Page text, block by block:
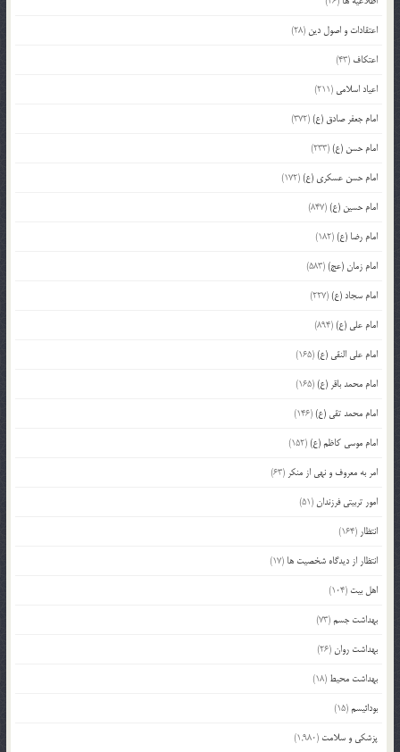
اعتقادات و اصول دین (28)
اعتکاف (43)
اعیاد اسلامی (211)
امام جعفر صادق (ع)(372)
امام حسن (ع)(233)
امام حسن عسکری (ع)(172)
امام حسین (ع)(847)
امام رضا (ع)(182)
امام زمان (عج)(583)
امام سجاد (ع)(227)
امام علی (ع)(894)
امام علی النقی (ع)(165)
امام محمد باقر (ع)(165)
امام محمد تقی (ع)(146)
امام موسی کاظم (ع)(152)
امر به معروف و نهی از منکر (63)
امور تربیتی فرزندان(51)
انتظار (164)
انتظار از دیدگاه شخصیت ها (17)
اهل بیت (104)
بهداشت جسم(73)
بهداشت روان(26)
بهداشت محیط (18)
بودائیسم(15)
پزشکی و سلامت (1,980)